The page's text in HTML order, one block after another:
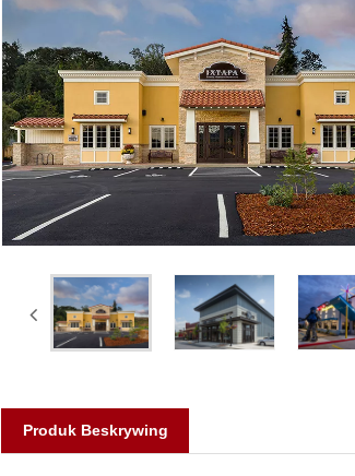
Produk Beskrywing